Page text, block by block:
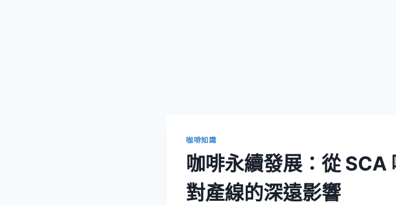
咖啡知識
咖啡永續發展：從 SCA
對產線的深遠影響